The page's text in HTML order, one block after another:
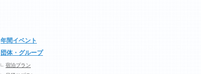
年間イベント
団体・グループ
宿泊プラン